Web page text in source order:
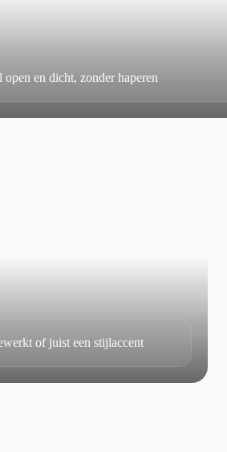
open en dicht, zonder haperen
of juist een stijlaccent